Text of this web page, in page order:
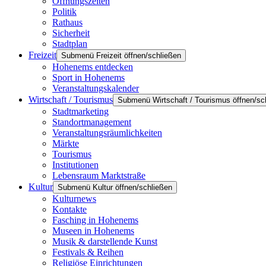
Politik
Rathaus
Sicherheit
Stadtplan
Freizeit Submenü Freizeit öffnen/schließen
Hohenems entdecken
Sport in Hohenems
Veranstaltungskalender
Wirtschaft / Tourismus Submenü Wirtschaft / Tourismus öffnen/
Stadtmarketing
Standortmanagement
Veranstaltungsräumlichkeiten
Märkte
Tourismus
Institutionen
Lebensraum Marktstraße
Kultur Submenü Kultur öffnen/schließen
Kulturnews
Kontakte
Fasching in Hohenems
Museen in Hohenems
Musik & darstellende Kunst
Festivals & Reihen
Religiöse Einrichtungen